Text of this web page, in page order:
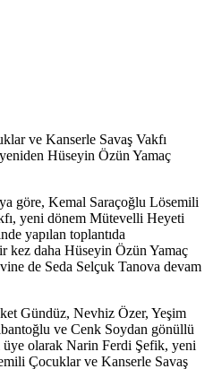
ve Kanserle Savaş Vakfı
Hüseyin Özün Yamaç
göre, Kemal Saraçoğlu Lösemili
yeni dönem Mütevelli Heyeti
yapılan toplantıda
kez daha Hüseyin Özün Yamaç
de Seda Selçuk Tanova devam
Gündüz, Nevhiz Özer, Yeşim
ve Cenk Soydan gönüllü
olarak Narin Ferdi Şefik, yeni
Çocuklar ve Kanserle Savaş